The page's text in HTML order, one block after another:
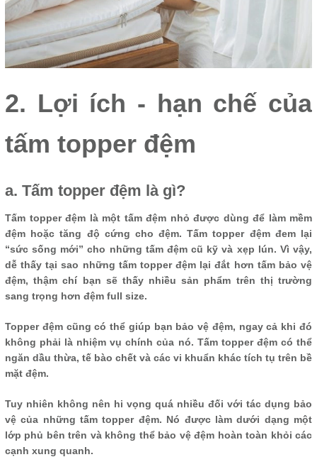
2. Lợi ích - hạn chế của
tấm topper đệm
a. Tấm topper đệm là gì?
Tấm topper đệm là một tấm đệm nhỏ được dùng để làm mềm
đệm hoặc tăng độ cứng cho đệm. Tấm topper đệm đem lại
“sức sống mới” cho những tấm đệm cũ kỹ và xẹp lún. Vì vậy,
dễ thấy tại sao những tấm topper đệm lại đắt hơn tấm bảo vệ
đệm, thậm chí bạn sẽ thấy nhiều sản phẩm trên thị trường
sang trọng hơn đệm full size.
Topper đệm cũng có thể giúp bạn bảo vệ đệm, ngay cả khi đó
không phải là nhiệm vụ chính của nó. Tấm topper đệm có thể
ngăn dầu thừa, tế bào chết và các vi khuẩn khác tích tụ trên bề
mặt đệm.
Tuy nhiên không nên hi vọng quá nhiều đối với tác dụng bảo
vệ của những tấm topper đệm. Nó được làm dưới dạng một
lớp phủ bên trên và không thể bảo vệ đệm hoàn toàn khỏi các
cạnh xung quanh.